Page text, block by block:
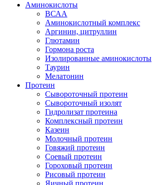
Аминокислоты
ВСАА
Аминокислотный комплекс
Аргинин, цитруллин
Глютамин
Гормона роста
Изолированные аминокислоты
Таурин
Мелатонин
Протеин
Сывороточный протеин
Сывороточный изолят
Гидролизат протеина
Комплексный протеин
Казеин
Молочный протеин
Говяжий протеин
Соевый протеин
Гороховый протеин
Рисовый протеин
Яичный протеин